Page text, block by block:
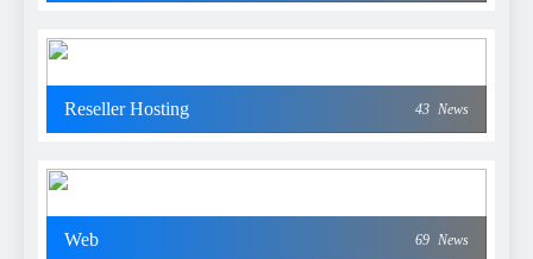
Reseller Hosting 43 News
Web 69 News